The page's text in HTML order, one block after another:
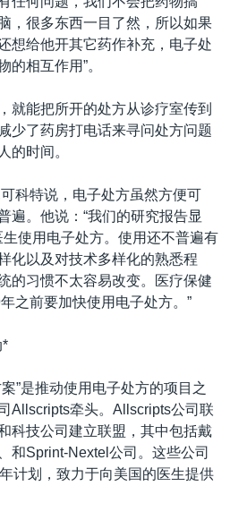
，很多东西一目了然，所以如果
想给他开其它药作补充，电子处
的相互作用”。
就能把所开的处方从诊疗室传到
少了药房打电话来寻问处方问题
的时间。
科特说，电子处方虽然方便可
遍。他说：“我们的研究报告显
使用电子处方。使用还不普遍有
化以及对技术多样化的熟悉程
的习惯不太容易改变。医疗保健
之前要加快使用电子处方。”
*
”是推动使用电子处方的项目之
Allscripts牵头。Allscripts公司联
科技公司建立联盟，其中包括戴
和Sprint-Nextel公司。这些公司
计划，致力于向美国的医生提供